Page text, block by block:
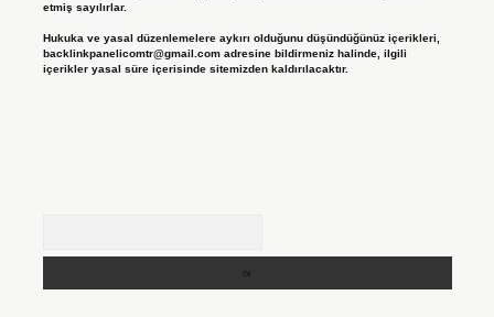
etmiş sayılırlar.
Hukuka ve yasal düzenlemelere aykırı olduğunu düşündüğünüz içerikleri,
backlinkpanelicomtr@gmail.comadresine bildirmeniz halinde, ilgili
içerikler yasal süre içerisinde sitemizden kaldırılacaktır.